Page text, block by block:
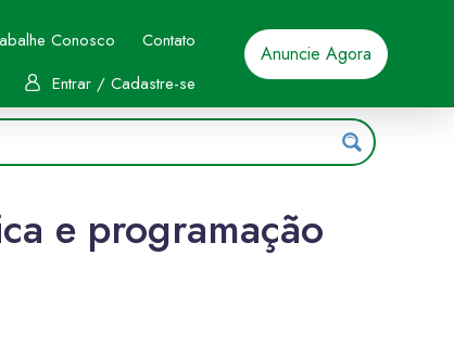
Conosco
Contato
Entrar / Cadastre-se
Anuncie Agora
e programação